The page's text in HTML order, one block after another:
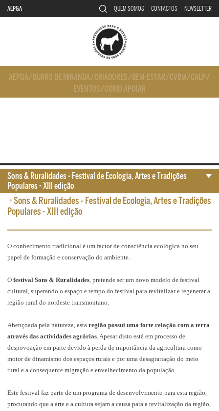
AEPGA QUEM SOMOS CONTACTOS NEWSLETTER
AEPGA/ BURRO DE MIRANDA/CRIADORES/ BEM-ESTAR/CVBM/CALP/
EVENTOS/COMO APOIAR
•Sons & Ruralidades - Festival de Ecologia, Artes e Tradições
Populares - XIII edição
O conhecimento tradicional é um factor de consciência ecológica no seu
papel de formação e conservação do ambiente.
O festival Sons & Ruralidades, pretende ser um novo modelo de festival
cultural, superando o espaço e tempo do festival para revitalizar e regenerar a
região rural do nordeste transmontano.
Abençoada pela natureza, esta região possui uma forte relação com a terra
através das actividades agrárias. Apesar disto está em processo de
despovoação em parte devido à perda de importância da agricultura como
motor de dinamismo dos espaços rurais e por uma desagrariação do meio
rural e a consequente migração e envelhecimento da população.
Este festival faz parte de um programa de desenvolvimento para esta região,
procurando que a arte e a cultura sejam a causa para a revitalização da região,
Sons & Ruralidades - Festival de Ecologia, Artes e Tradições
Populares - XIII edição